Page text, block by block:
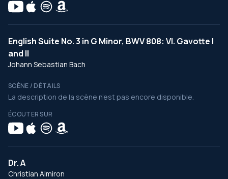
English Suite No. 3 in G Minor, BWV 808: VI. Gavotte I
and II
Johann Sebastian Bach
SCÈNE / DÉTAILS
La description de la scène n’est pas encore disponible.
ÉCOUTER SUR
Dr. A
Christian Almiron